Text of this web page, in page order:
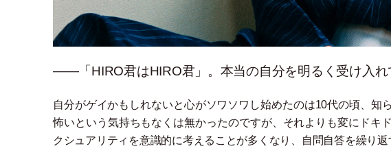
――「HIRO君はHIRO君」。本当の自分を明るく受け入れ
自分がゲイかもしれないと心がソワソワし始めたのは10代の頃、知
怖いという気持ちもなくは無かったのですが、それよりも変にドキ
クシュアリティを意識的に考えることが多くなり、自問自答を繰り返